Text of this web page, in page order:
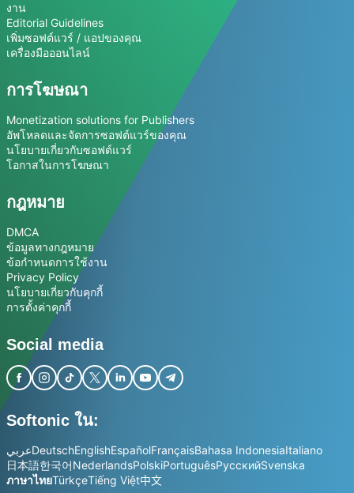
งาน
Editorial Guidelines
เพิ่มซอฟต์แวร์ / แอปของคุณ
เครื่องมือออนไลน์
การโฆษณา
Monetization solutions for Publishers
อัพโหลดและจัดการซอฟต์แวร์ของคุณ
นโยบายเกี่ยวกับซอฟต์แวร์
โอกาสในการโฆษณา
กฎหมาย
DMCA
ข้อมูลทางกฎหมาย
ข้อกำหนดการใช้งาน
Privacy Policy
นโยบายเกี่ยวกับคุกกี้
การตั้งค่าคุกกี้
Social media
Softonic ใน:
عربيDeutschEnglishEspañolFrançaisBahasa IndonesiaItaliano
日本語한국어NederlandsPolskiPortuguêsРусскийSvenska
ภาษาไทยTürkçeTiếng Việt中文